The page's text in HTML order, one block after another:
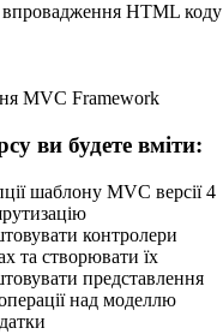
впровадження HTML коду
MVC Framework
ви будете вміти:
шаблону MVC версії 4
контролери
та створювати їх
представлення
над моделлю